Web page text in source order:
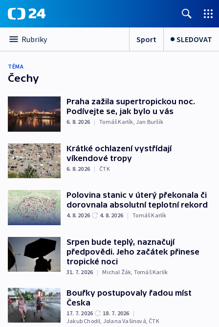
Rubriky Sport SLEDOVAT
TÉMA
Čechy
Praha zažila supertropickou noc.
Podívejte se, jak bylo u vás
6. 8. 2026 | Tomáš Karlík, Jan Buršík
Krátké ochlazení vystřídají
víkendové tropy
6. 8. 2026 | ČTK
Polovina stanic v úterý překonala či
dorovnala absolutní teplotní rekord
4. 8. 2026 4. 8. 2026 | Tomáš Karlík
Srpen bude teplý, naznačují
předpovědi. Jeho začátek přinese
tropické noci
31. 7. 2026 | Michal Žák Tomáš Karlík
Bouřky postupovaly řadou míst
Česka
17. 7. 2026 18. 7. 2026 |
Jakub Chodil Jolana Vašinová ČTK